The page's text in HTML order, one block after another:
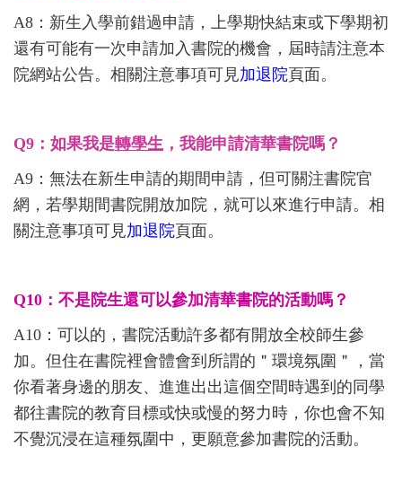
A8：新生入學前錯過申請，上學期快結束或下學期初
還有可能有一次申請加入書院的機會，屆時請注意本
院網站公告。相關注意事項可見加退院頁面。
Q9：如果我是轉學生 ，我能申請清華書院嗎？
A9：無法在新生申請的期間申請，但可關注書院官
網，若學期間書院開放加院，就可以來進行申請。相
關注意事項可見加退院頁面。
Q10：不是院生還可以參加清華書院的活動嗎？
A10：可以的，書院活動許多都有開放全校師生參
加。但住在書院裡會體會到所謂的＂環境氛圍＂，當
你看著身邊的朋友、進進出出這個空間時遇到的同學
都往書院的教育目標或快或慢的努力時，你也會不知
不覺沉浸在這種氛圍中，更願意參加書院的活動。